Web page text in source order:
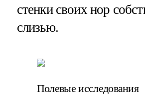
стенки своих нор
слизью.
Полевые исследования